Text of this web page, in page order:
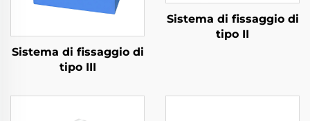
Sistema di fissaggio di
tipo III
Sistema di fissaggio di
tipo II